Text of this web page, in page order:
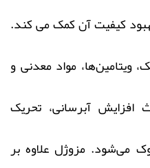
کیفیت آن کمک می‌ کند.
ویتامین‌ها، مواد معدنی و
افزایش آبرسانی، تحریک
می‌شود. مزوژل علاوه بر